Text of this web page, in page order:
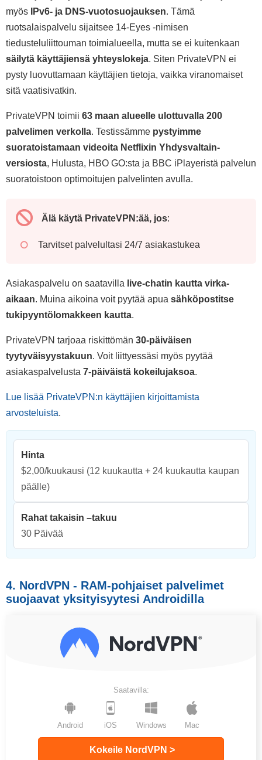
myös
IPv6- ja DNS-vuotosuojauksen. Tämä
ruotsalaispalvelu sijaitsee 14-Eyes -nimisen
tiedusteluliittouman toimialueella, mutta se ei kuitenkaan
säilytä käyttäjiensä yhteyslokeja. Siten PrivateVPN ei
pysty luovuttamaan käyttäjien tietoja, vaikka viranomaiset
sitä vaatisivatkin.
PrivateVPN toimii 63 maan alueelle ulottuvalla 200
palvelimen verkolla. Testissämme pystyimme
suoratoistamaan videoita Netflixin Yhdysvaltain-
versiosta, Hulusta, HBO GO:sta ja BBC iPlayeristä palvelun
suoratoistoon optimoitujen palvelinten avulla.
Älä käytä PrivateVPN:ää, jos:
Tarvitset palvelultasi 24/7 asiakastukea
Asiakaspalvelu on saatavilla live-chatin kautta virka-
aikaan. Muina aikoina voit pyytää apua sähköpostitse
tukipyyntölomakkeen kautta.
PrivateVPN tarjoaa riskittömän 30-päiväisen
tyytyväisyystakuun. Voit liittyessäsi myös pyytää
asiakaspalvelusta 7-päiväistä kokeilujaksoa.
Lue lisää PrivateVPN:n käyttäjien kirjoittamista
arvosteluista.
Hinta
$2,00/kuukausi (12 kuukautta + 24 kuukautta kaupan
päälle)
Rahat takaisin –takuu
30 Päivää
4. NordVPN - RAM-pohjaiset palvelimet
suojaavat yksityisyytesi Androidilla
Saatavilla:
Windows Mac
Android iOS
Kokeile NordVPN >